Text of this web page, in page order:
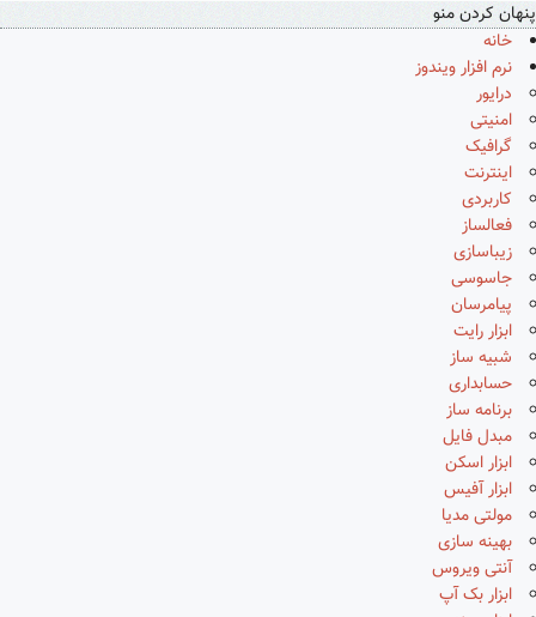
پنهان کردن منو
خانه
نرم افزار ویندوز
درایور
امنیتی
گرافیک
اینترنت
کاربردی
فعالساز
زیباسازی
جاسوسی
پیامرسان
ابزار رایت
شبیه ساز
حسابداری
برنامه ساز
مبدل فایل
ابزار اسکن
ابزار آفیس
مولتی مدیا
بهینه سازی
آنتی ویروس
ابزار بک آپ